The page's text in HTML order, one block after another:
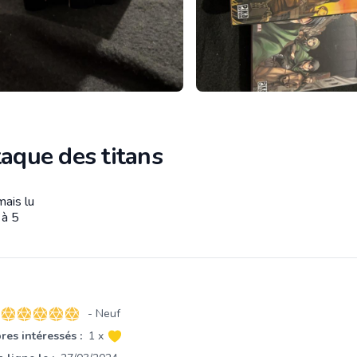
des titans
lu
5
5 sur 5 étoiles
- Neuf
intéressés : 1 x